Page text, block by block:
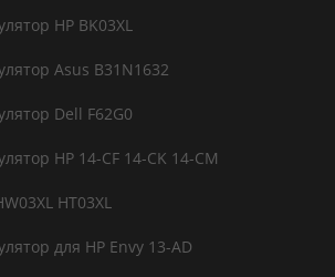
HP BK03XL
Asus B31N1632
Dell F62G0
HP 14-CF 14-CK 14-CM
HT03XL
для HP Envy 13-AD